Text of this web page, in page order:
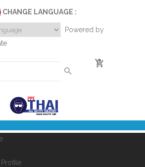
CHANGE LANGUAGE :
Powered by
0